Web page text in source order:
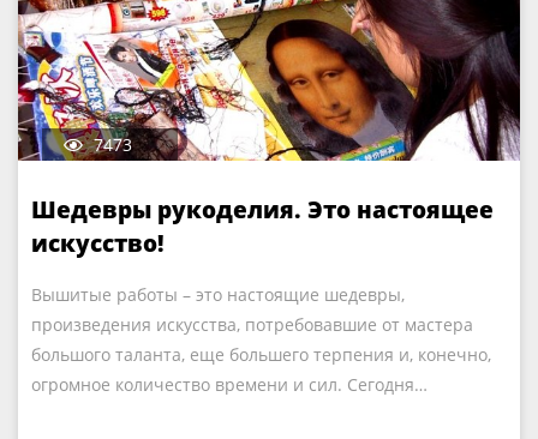
7473
Шедевры рукоделия. Это настоящее
искусство!
Вышитые работы – это настоящие шедевры,
произведения искусства, потребовавшие от мастера
большого таланта, еще большего терпения и, конечно,
огромное количество времени и сил. Сегодня…